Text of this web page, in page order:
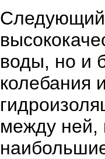
Следующий
воды, но и
колебания
между ней,